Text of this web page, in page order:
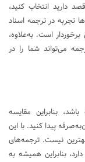
دارید انتخاب کنید،
تجربه در ترجمه اسناد
است. به‌علاوه،
می‌تواند شما را در
بنابراین مقایسه
پیدا کنید. با این
نیست. ترجمه‌های
بنابراین همیشه به